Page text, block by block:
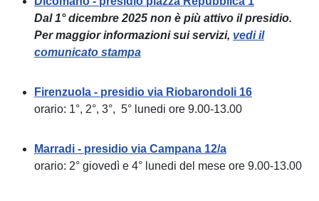
Dal 1° dicembre 2025 non è più attivo il presidio.
Per maggior informazioni sui servizi, vedi il
comunicato stampa
Firenzuola - presidio via Riobarondoli 16
orario: 1°, 2°, 3°, 5° lunedi ore 9.00-13.00
Marradi - presidio via Campana 12/a
orario: 2° giovedì e 4° lunedi del mese ore 9.00-13.00